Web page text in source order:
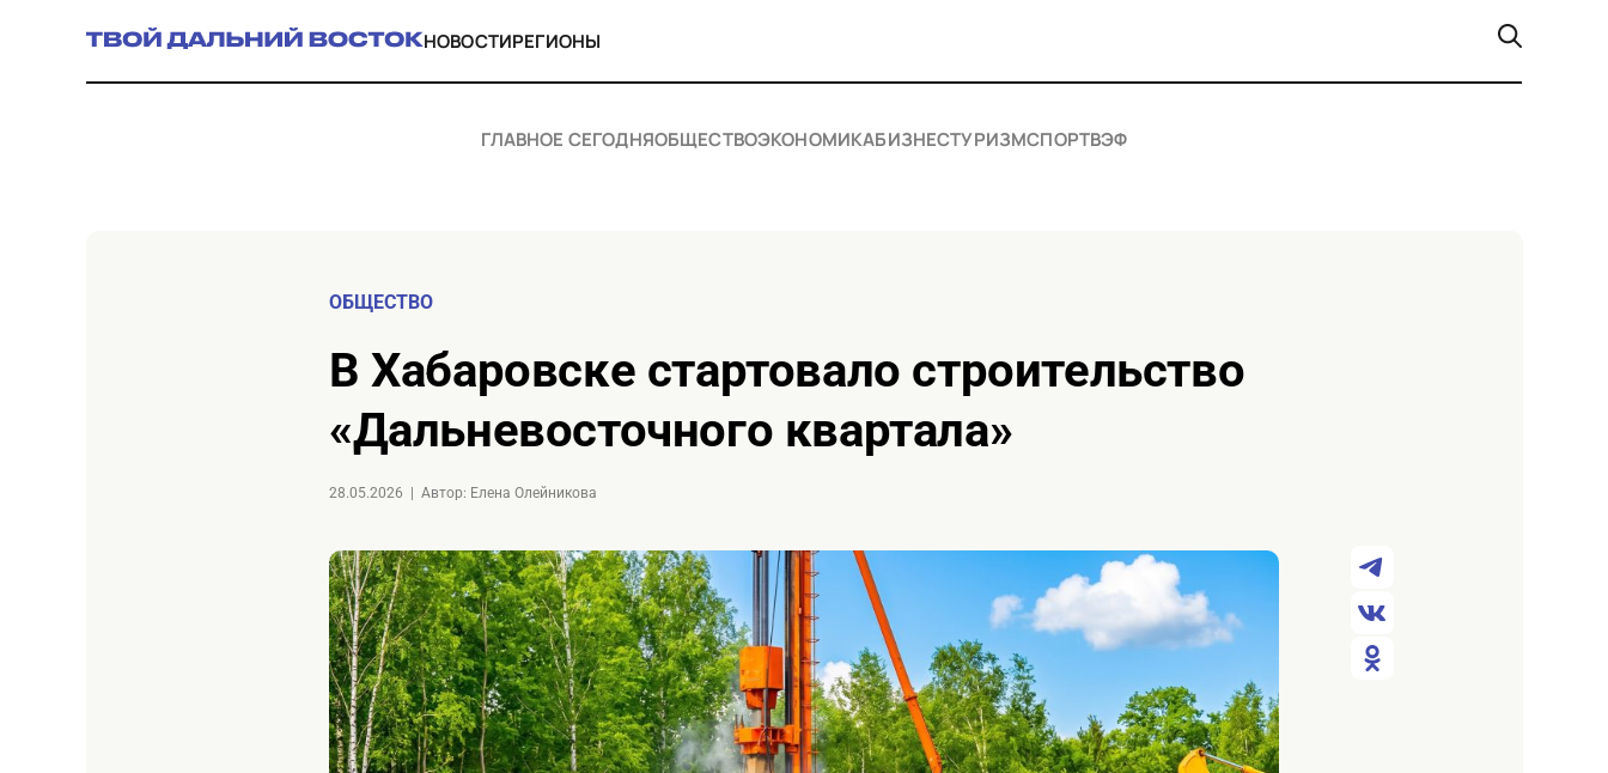
НОВОСТИРЕГИОНЫ
ГЛАВНОЕ СЕГОДНЯОБЩЕСТВОЭКОНОМИКАБИЗНЕСТУРИЗМСПОРТВЭФ
ОБЩЕСТВО
в Хабаровске стартовало строительство
«Дальневосточного квартала»
28.05.2026 | Автор: Елена Олейникова